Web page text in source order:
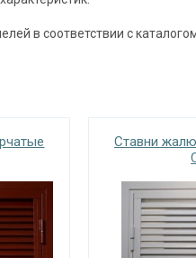
в соответствии с каталогом
Ставни